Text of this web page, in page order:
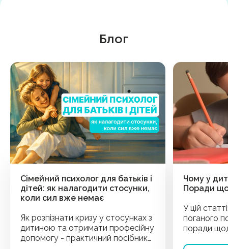
Блог
Сімейний психолог для батьків і
дітей: як налагодити стосунки,
коли сил вже немає
Як розпізнати кризу у стосунках з
дитиною та отримати професійну
допомогу - практичний посібник
Чому у
Поради
У цій
поганого
поради